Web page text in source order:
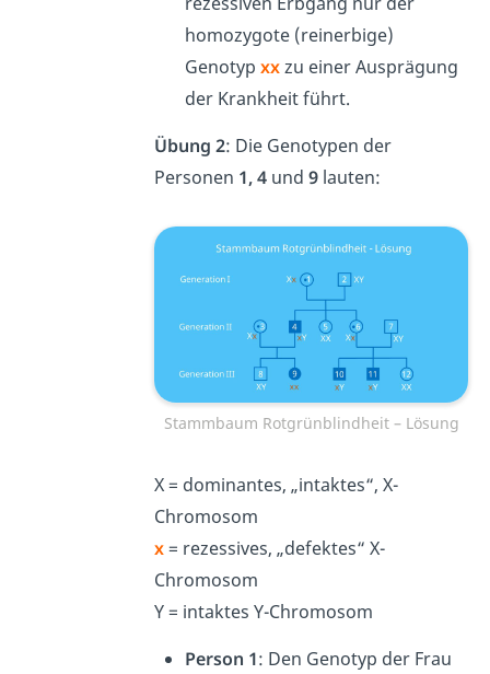
homozygote (reinerbige)
Genotypxxzu einer Ausprägung
der Krankheit führt.
Übung 2: Die Genotypen der
Personen 1, 4 und9 lauten:
Stammbaum Rotgrünblindheit – Lösung
X= dominantes, „intaktes“, X-
Chromosom
x= rezessives, „defektes“ X-
Chromosom
Y = intaktes Y-Chromosom
Person 1: Den Genotyp der Frau